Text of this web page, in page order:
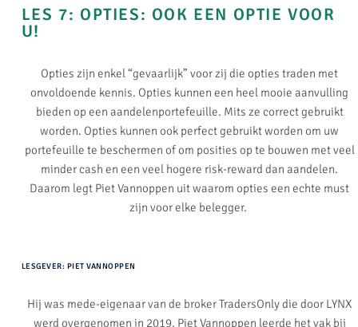
LES 7: OPTIES: OOK EEN OPTIE VOOR
U!
Opties zijn enkel “gevaarlijk” voor zij die opties traden met
onvoldoende kennis. Opties kunnen een heel mooie aanvulling
bieden op een aandelenportefeuille. Mits ze correct gebruikt
worden. Opties kunnen ook perfect gebruikt worden om uw
portefeuille te beschermen of om posities op te bouwen met veel
minder cash en een veel hogere risk-reward dan aandelen.
Daarom legt Piet Vannoppen uit waarom opties een echte must
zijn voor elke belegger.
LESGEVER: PIET VANNOPPEN
Hij was mede-eigenaar van de broker TradersOnly die door LYNX
werd overgenomen in 2019. Piet Vannoppen leerde het vak bij